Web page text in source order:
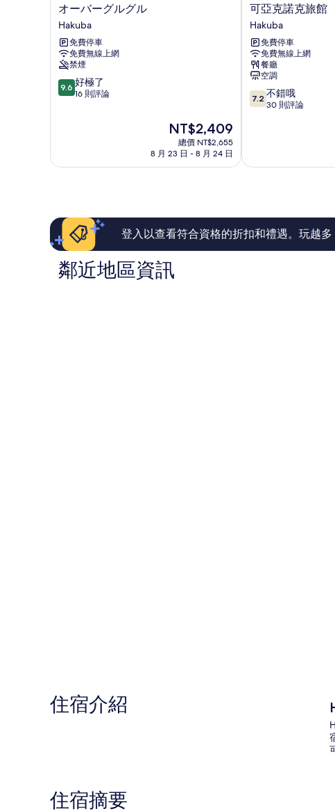
オ
ー
バ
ー
グ
ル
グ
ル
オーバーグルグル
Hakuba
免費停車
免費無線上網
禁煙
9.6
分，
極
評
9.6 好極了
16 則評論
現
價
NT$2,409
總價 NT$2,655
8 月 23 日 - 8 月 24 日
可
亞
克
諾
克
旅
館
Hakuba
可亞克諾克旅館
Hakuba
免費停車
免費無線上網
餐廳
空調
7.2
分，
不
則
評
論
7.2 不錯哦
30 則評論
登入以查看符合資格的折扣和禮遇。玩越多
鄰近地區資訊
住宿介紹
住宿摘要